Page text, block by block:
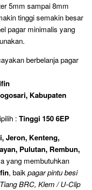
5mm sampai 8mm
tinggi semakin besar
pagar minimalis yang
berbelanja pagar
Kabupaten
: Tinggi 150 6EP
Jeron, Kenteng,
Pulutan, Rembun,
yang membutuhkan
, baik pagar pintu besi
BRC, Klem / U-Clip